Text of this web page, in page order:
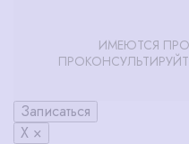
ИМЕЮТСЯ
Записаться
X ×